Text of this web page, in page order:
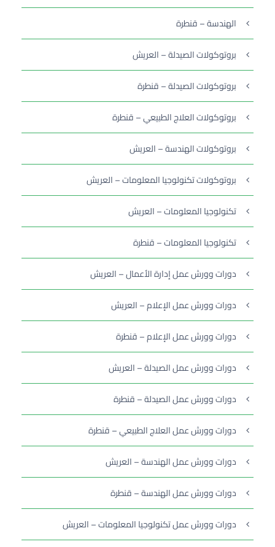
الهندسة – قنطرة
بروتوكولات الصيدلة – العريش
بروتوكولات الصيدلة – قنطرة
بروتوكولات العلاج الطبيعي – قنطرة
بروتوكولات الهندسة – العريش
بروتوكولات تكنولوجيا المعلومات – العريش
تكنولوجيا المعلومات – العريش
تكنولوجيا المعلومات – قنطرة
دورات وورش عمل إدارة الأعمال – العريش
دورات وورش عمل الإعلام – العريش
دورات وورش عمل الإعلام – قنطرة
دورات وورش عمل الصيدلة – العريش
دورات وورش عمل الصيدلة – قنطرة
دورات وورش عمل العلاج الطبيعي – قنطرة
دورات وورش عمل الهندسة – العريش
دورات وورش عمل الهندسة – قنطرة
دورات وورش عمل تكنولوجيا المعلومات – العريش